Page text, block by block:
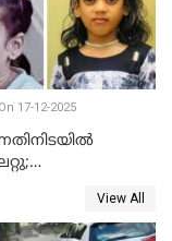
17-12-2025
മരിച്ചു
View All